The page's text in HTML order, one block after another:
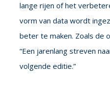
lange rijen of het
vorm van data wordt
beter te maken. Zoals de
“Een jarenlang streven
volgende editie.”